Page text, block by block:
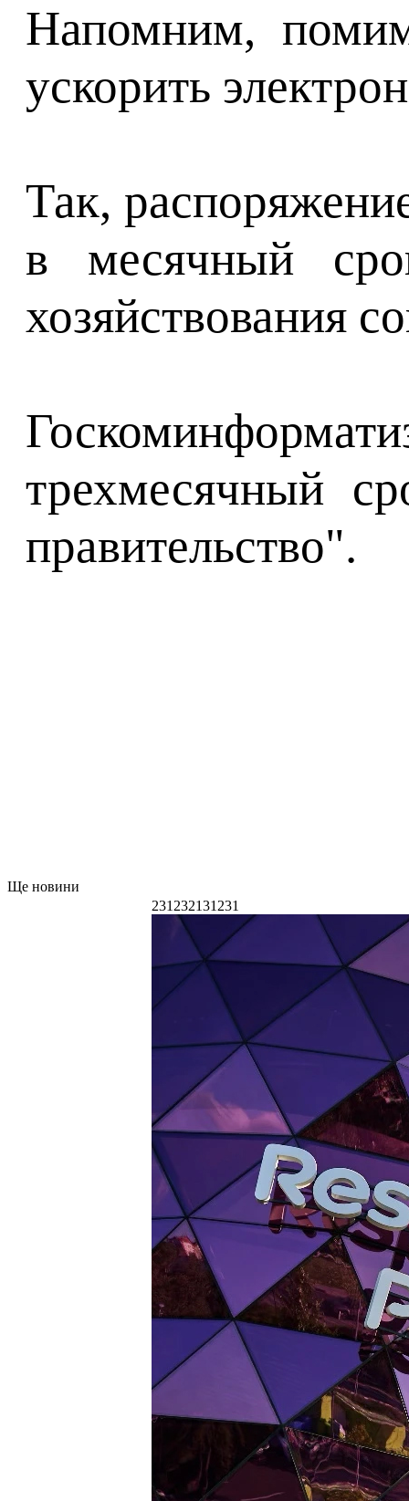
Напомним,
ускорить
Так,
в месячный
хозяйствования
трехмесячный
правительство".
Ще новини
231232131231